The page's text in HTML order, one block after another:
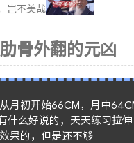
岂不美哉
肋骨外翻的元凶
月初开始66CM，月中
什么好说的，天天练习拉
果的，但是还不够